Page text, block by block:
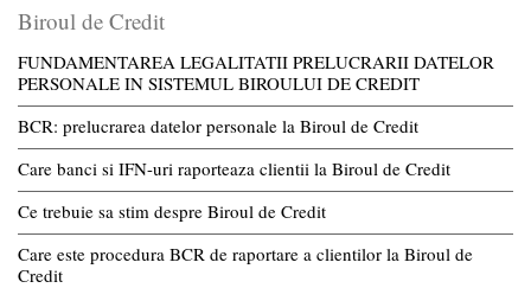
Biroul de Credit
FUNDAMENTAREA LEGALITATII PRELUCRARII DATELOR
PERSONALE IN SISTEMUL BIROULUI DE CREDIT
BCR: prelucrarea datelor personale la Biroul de Credit
Care banci si IFN-uri raporteaza clientii la Biroul de Credit
Ce trebuie sa stim despre Biroul de Credit
Care este procedura BCR de raportare a clientilor la Biroul de
Credit